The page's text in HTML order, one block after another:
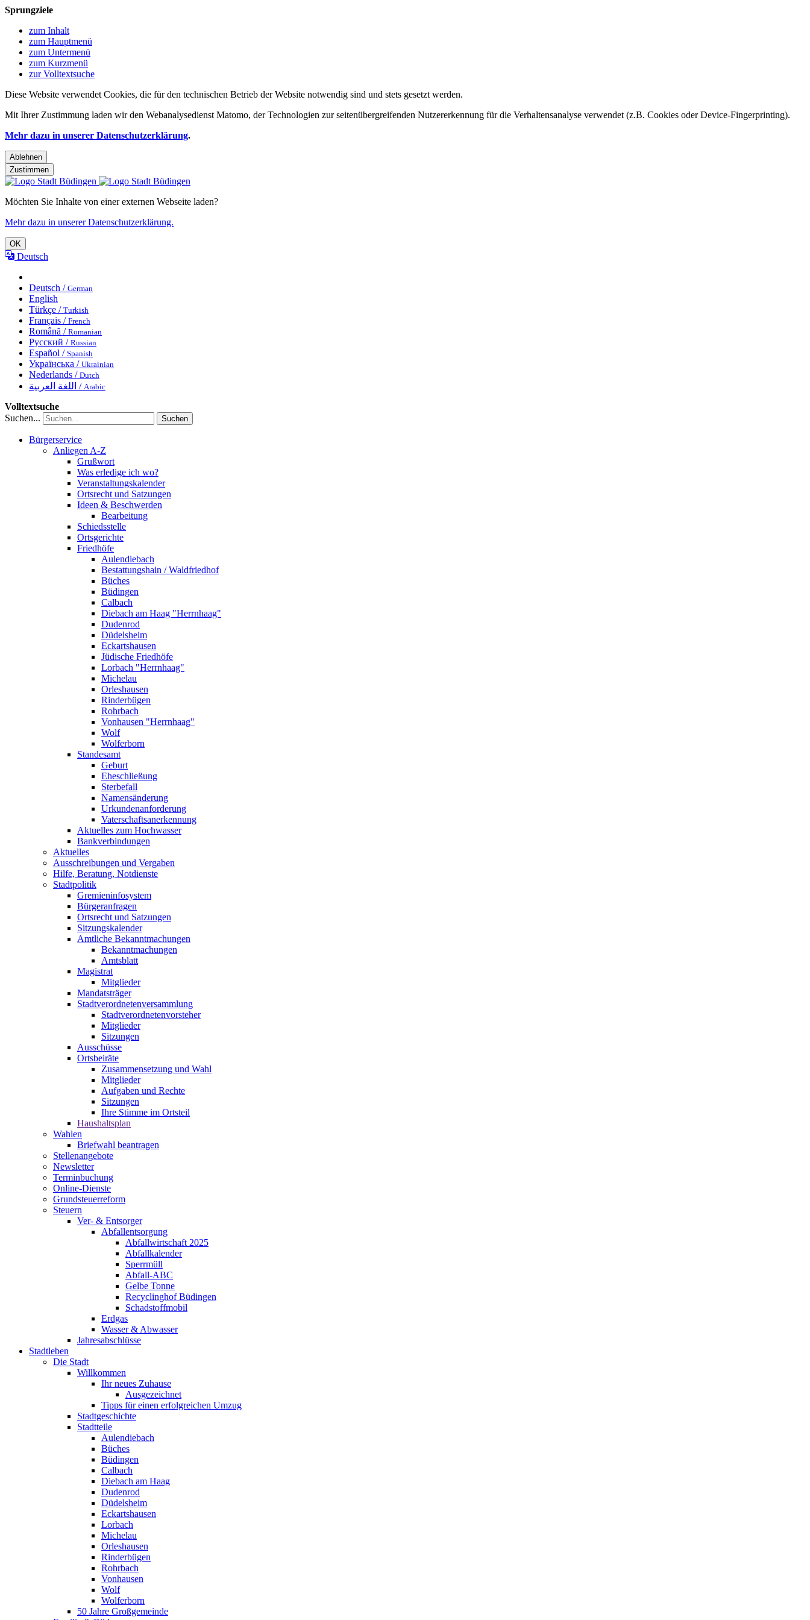
Sprungziele
zum Inhalt
zum Hauptmenü
zum Untermenü
zum Kurzmenü
zur Volltextsuche
Diese Website verwendet Cookies, die für den technischen Betrieb der Website notwendig sind und stets gesetzt werden.
Mit Ihrer Zustimmung laden wir den Webanalysedienst Matomo, der Technologien zur seitenübergreifenden Nutzererkennung für die Verhaltensanalyse verwendet (z.B. Cookies oder Device-Fingerprinting).
Mehr dazu in unserer Datenschutzerklärung.
Ablehnen
Zustimmen
Möchten Sie Inhalte von einer externen Webseite laden?
Mehr dazu in unserer Datenschutzerklärung.
OK
Deutsch
Deutsch / German
English
Türkçe / Turkish
Français / French
Română / Romanian
Русский / Russian
Español / Spanish
Українська / Ukrainian
Nederlands / Dutch
اللغة العربية / Arabic
Volltextsuche
Suchen...
Suchen
Bürgerservice
Anliegen A-Z
Grußwort
Was erledige ich wo?
Veranstaltungskalender
Ortsrecht und Satzungen
Ideen & Beschwerden
Bearbeitung
Schiedsstelle
Ortsgerichte
Friedhöfe
Aulendiebach
Bestattungshain / Waldfriedhof
Büches
Büdingen
Calbach
Diebach am Haag "Herrnhaag"
Dudenrod
Düdelsheim
Eckartshausen
Jüdische Friedhöfe
Lorbach "Herrnhaag"
Michelau
Orleshausen
Rinderbügen
Rohrbach
Vonhausen "Herrnhaag"
Wolf
Wolferborn
Standesamt
Geburt
Eheschließung
Sterbefall
Namensänderung
Urkundenanforderung
Vaterschaftsanerkennung
Aktuelles zum Hochwasser
Bankverbindungen
Aktuelles
Ausschreibungen und Vergaben
Hilfe, Beratung, Notdienste
Stadtpolitik
Gremieninfosystem
Bürgeranfragen
Ortsrecht und Satzungen
Sitzungskalender
Amtliche Bekanntmachungen
Bekanntmachungen
Amtsblatt
Magistrat
Mitglieder
Mandatsträger
Stadtverordnetenversammlung
Stadtverordnetenvorsteher
Mitglieder
Sitzungen
Ausschüsse
Ortsbeiräte
Zusammensetzung und Wahl
Mitglieder
Aufgaben und Rechte
Sitzungen
Ihre Stimme im Ortsteil
Haushaltsplan
Wahlen
Briefwahl beantragen
Stellenangebote
Newsletter
Terminbuchung
Online-Dienste
Grundsteuerreform
Steuern
Ver- & Entsorger
Abfallentsorgung
Abfallwirtschaft 2025
Abfallkalender
Sperrmüll
Abfall-ABC
Gelbe Tonne
Recyclinghof Büdingen
Schadstoffmobil
Erdgas
Wasser & Abwasser
Jahresabschlüsse
Stadtleben
Die Stadt
Willkommen
Ihr neues Zuhause
Ausgezeichnet
Tipps für einen erfolgreichen Umzug
Stadtgeschichte
Stadtteile
Aulendiebach
Büches
Büdingen
Calbach
Diebach am Haag
Dudenrod
Düdelsheim
Eckartshausen
Lorbach
Michelau
Orleshausen
Rinderbügen
Rohrbach
Vonhausen
Wolf
Wolferborn
50 Jahre Großgemeinde